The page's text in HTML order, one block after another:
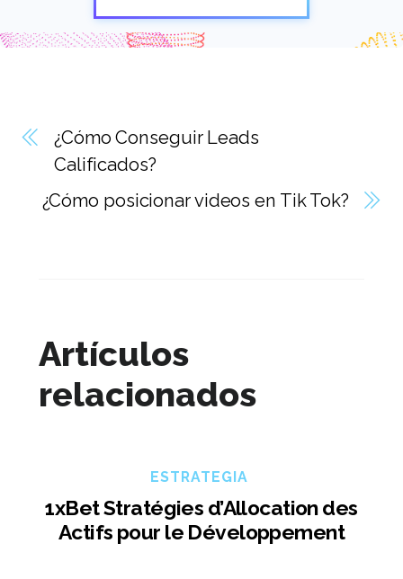
¿Cómo Conseguir Leads
Calificados?
¿Cómo posicionar videos en Tik Tok?
Artículos
relacionados
ESTRATEGIA
1xBet Stratégies d’Allocation des
Actifs pour le Développement